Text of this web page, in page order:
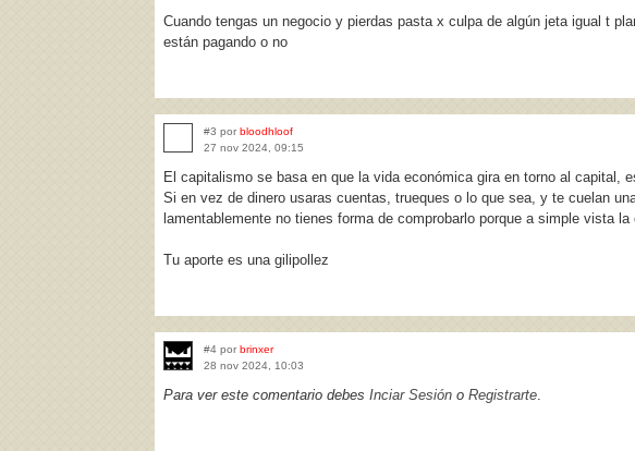
Cuando tengas un negocio y pierdas pasta x culpa de algún jeta igual t
están pagando o no
#3 por bloodhloof
27 nov 2024, 09:15
El capitalismo se basa en que la vida económica gira en torno al capital,
Si en vez de dinero usaras cuentas, trueques o lo que sea, y te cuelan
lamentablemente no tienes forma de comprobarlo porque a simple vista la
Tu aporte es una gilipollez
#4 por brinxer
28 nov 2024, 10:03
Para ver este comentario debes Inciar Sesión o Registrarte.